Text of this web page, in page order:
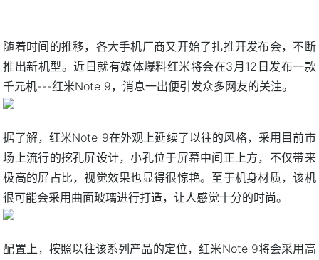
随着时间的推移，各大手机厂商又开始了扎推开发布会，不断
推出新机型。近日就有媒体爆料红米将会在3月12日发布一款
千元机---红米Note 9，消息一出便引发众多网友的关注。
据了解，红米Note 9在外观上延续了以往的风格，采用目前市
场上流行的挖孔屏设计，小孔位于屏幕中间正上方，不仅带来
极高的屏占比，视觉效果也显得很惊艳。至于机身材质，该机
很可能会采用曲面玻璃进行打造，让人感觉十分的时尚。
配置上，按照以往该系列产品的定位，红米Note 9将会采用高